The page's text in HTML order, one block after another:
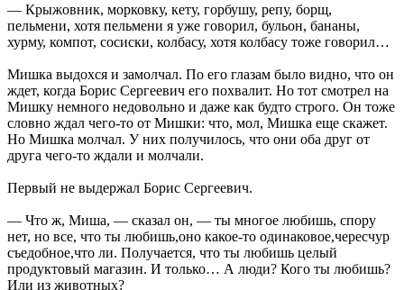
— Крыжовник, морковку, кету, горбушу, репу, борщ,
пельмени, хотя пельмени я уже говорил, бульон, бананы,
хурму, компот, сосиски, колбасу, хотя колбасу тоже говорил…
Мишка выдохся и замолчал. По его глазам было видно, что он
ждет, когда Борис Сергеевич его похвалит. Но тот смотрел на
Мишку немного недовольно и даже как будто строго. Он тоже
словно ждал чего-то от Мишки: что, мол, Мишка еще скажет.
Но Мишка молчал. У них получилось, что они оба друг от
друга чего-то ждали и молчали.
Первый не выдержал Борис Сергеевич.
— Что ж, Миша, — сказал он, — ты многое любишь, спору
нет, но все, что ты любишь,оно какое-то одинаковое,чересчур
съедобное,что ли. Получается, что ты любишь целый
продуктовый магазин. И только… А люди? Кого ты любишь?
Или из животных?